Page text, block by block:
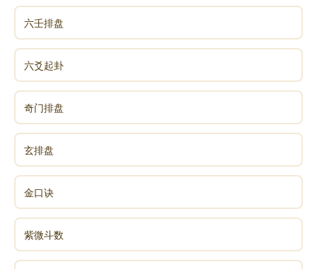
代可将其理解为高度敏感的情感感知力与创造力，关键
在于建立健康的情感表达方式。
命理如镜，照见特质而非定数。滚浪桃花
之“浪”，可载舟亦可覆舟，重在以理驭情、以智导欲，
方能使激烈情感成为艺术灵光或济世之能，而非沉沦之
渊。
声明：部分内容来于网络，如有侵权，请联系我们删除！以上内容，并
六壬排盘
六爻起卦
奇门排盘
玄排盘
金口诀
紫微斗数